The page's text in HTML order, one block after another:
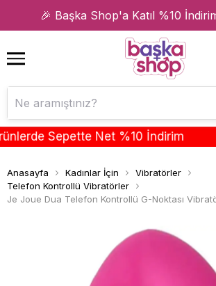
🎉 Başka Shop'a Katıl %10
1 2
Sepette Net %10 İndirim
Anasayfa Kadınlar İçin
Vibratörler
Telefon Kontrollü Vibratörler
Je Joue Dua Telefon Kontrollü G-Noktası